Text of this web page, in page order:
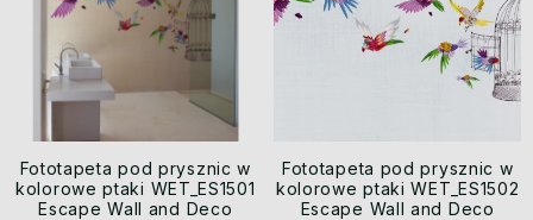
Fototapeta pod prysznic w
kolorowe ptaki WET_ES1501
Escape Wall and Deco
Fototapeta pod prysznic w
kolorowe ptaki WET_ES1502
Escape Wall and Deco